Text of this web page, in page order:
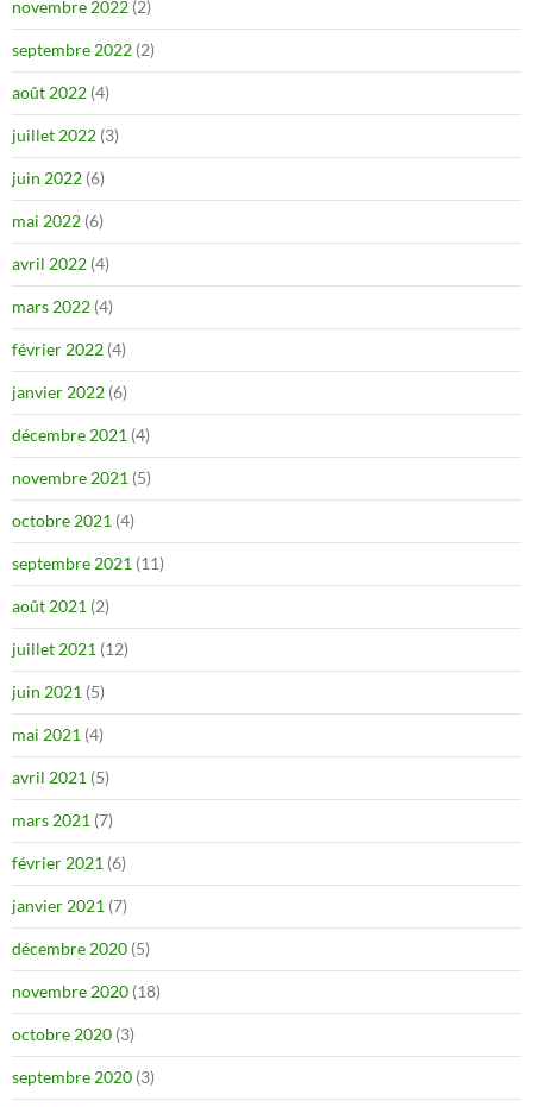
novembre 2022 (2)
septembre 2022 (2)
août 2022 (4)
juillet 2022 (3)
juin 2022 (6)
mai 2022 (6)
avril 2022 (4)
mars 2022 (4)
février 2022 (4)
janvier 2022 (6)
décembre 2021 (4)
novembre 2021 (5)
octobre 2021 (4)
septembre 2021 (11)
août 2021 (2)
juillet 2021 (12)
juin 2021 (5)
mai 2021 (4)
avril 2021 (5)
mars 2021 (7)
février 2021 (6)
janvier 2021 (7)
décembre 2020 (5)
novembre 2020 (18)
octobre 2020 (3)
septembre 2020 (3)